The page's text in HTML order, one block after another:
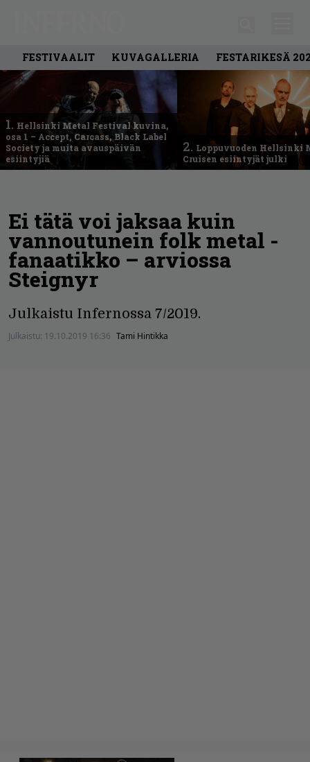
FESTIVAALIT KUVAGALLERIA FESTARIKESÄ
1. Hellsinki Metal Festival kuvina,
osa 1 – Accept, Carcass, Black Label
Society ja muita avauspäivän
esiintyjiä
2. Loppuvuoden Hellsinki
Cruisen esiintyjät julki
Ei tätä voi jaksaa kuin
vannoutunein folk metal -
fanaatikko – arviossa
Steignyr
Julkaistu Infernossa 7/2019.
Julkaistu: 19.10.2019 16:36 Tami Hintikka